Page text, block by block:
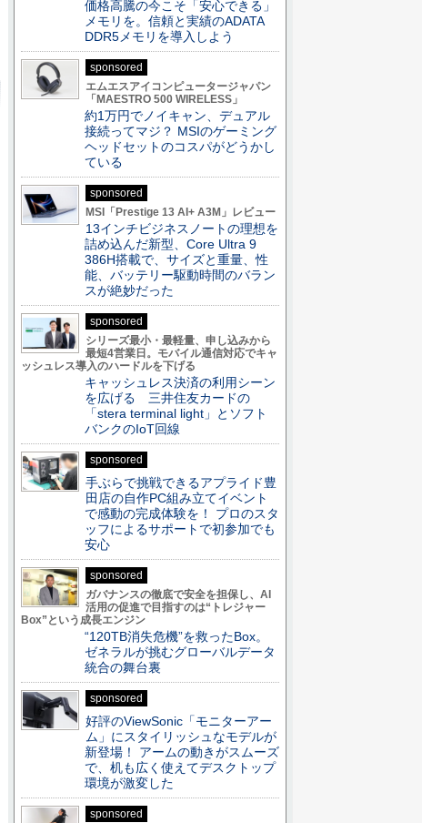
価格高騰の今こそ「安心できる」
メモリを。信頼と実績のADATA
DDR5メモリを導入しよう
sponsored
エムエスアイコンピュータージャパン
「MAESTRO 500 WIRELESS」
約1万円でノイキャン、デュアル
接続ってマジ？ MSIのゲーミング
ヘッドセットのコスパがどうかし
ている
sponsored
MSI「Prestige 13 AI+ A3M」レビュー
13インチビジネスノートの理想を
詰め込んだ新型、Core Ultra 9
386H搭載で、サイズと重量、性
能、バッテリー駆動時間のバラン
スが絶妙だった
sponsored
シリーズ最小・最軽量、申し込みから
最短4営業日。モバイル通信対応でキャ
ッシュレス導入のハードルを下げる
キャッシュレス決済の利用シーン
を広げる 三井住友カードの
「stera terminal light」とソフト
バンクのIoT回線
sponsored
手ぶらで挑戦できるアプライド豊
田店の自作PC組み立てイベント
で感動の完成体験を！ プロのスタ
ッフによるサポートで初参加でも
安心
sponsored
ガバナンスの徹底で安全を担保し、AI
活用の促進で目指すのは“トレジャー
Box”という成長エンジン
“120TB消失危機”を救ったBox。
ゼネラルが挑むグローバルデータ
統合の舞台裏
sponsored
好評のViewSonic「モニターアー
ム」にスタイリッシュなモデルが
新登場！ アームの動きがスムーズ
で、机も広く使えてデスクトップ
環境が激変した
sponsored